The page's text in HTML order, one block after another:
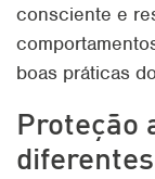
consciente e
boas práticas
Proteção